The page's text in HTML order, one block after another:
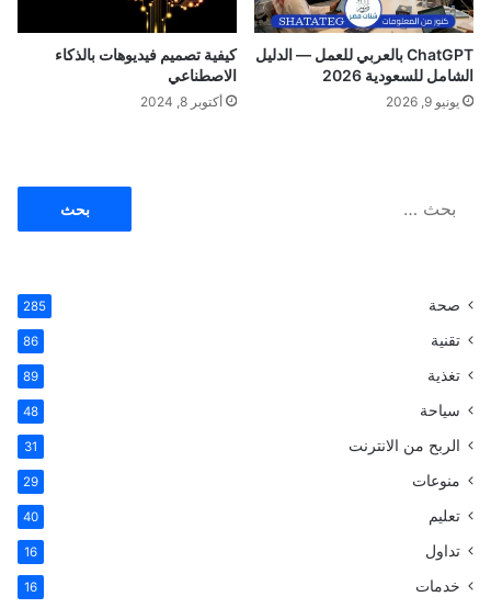
ChatGPT بالعربي للعمل — الدليل
الشامل للسعودية 2026
يونيو 9, 2026
كيفية تصميم فيديوهات بالذكاء
الاصطناعي
أكتوبر 8, 2024
صحة 285
تقنية 86
تغذية 89
سياحة 48
الربح من الانترنت 31
منوعات 29
تعليم 40
تداول 16
خدمات 16